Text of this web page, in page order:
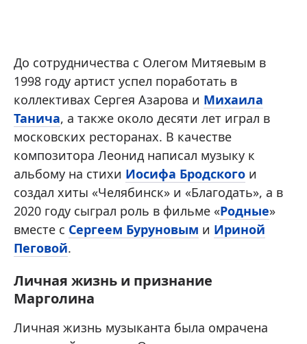
До сотрудничества с Олегом Митяевым в
1998 году артист успел поработать в
коллективах Сергея Азарова и Михаила
Танича, а также около десяти лет играл в
московских ресторанах. В качестве
композитора Леонид написал музыку к
альбому на стихи Иосифа Бродского и
создал хиты «Челябинск» и «Благодать», а в
2020 году сыграл роль в фильме «Родные»
вместе с Сергеем Буруновым и Ириной
Пеговой.
Личная жизнь и признание
Марголина
Личная жизнь музыканта была омрачена